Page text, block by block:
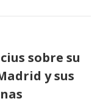
sobre su
y sus